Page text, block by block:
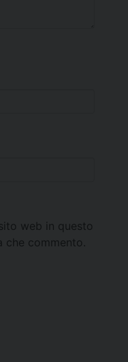
web in questo
che commento.